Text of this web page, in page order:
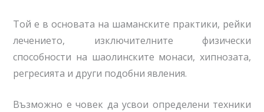
Той е в основата на шаманските практики, рейки
лечението, изключителните физически
способности на шаолинските монаси, хипнозата,
регресията и други подобни явления.
Възможно е човек да усвои определени техники